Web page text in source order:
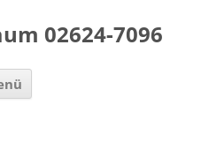
02624-7096